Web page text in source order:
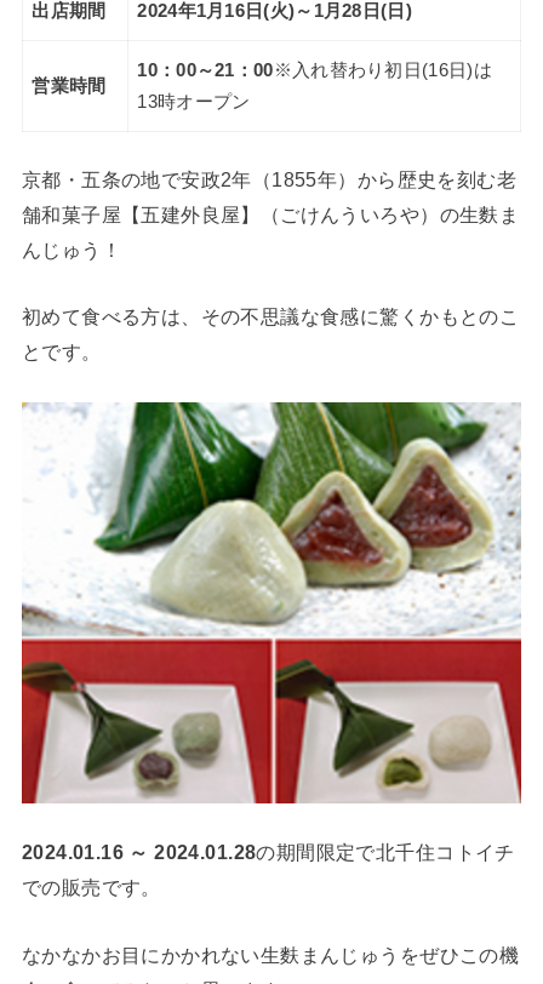
出店期間 2024年1月16日(火)～1月28日(日)
営業時間
10：00～21：00※入れ替わり初日(16日)は
13時オープン
京都・五条の地で安政2年（1855年）から歴史を刻む老
舗和菓子屋【五建外良屋】（ごけんういろや）の生麩ま
んじゅう！
初めて食べる方は、その不思議な食感に驚くかもとのこ
とです。
2024.01.16 ～ 2024.01.28の期間限定で北千住コトイチ
での販売です。
なかなかお目にかかれない生麩まんじゅうをぜひこの機